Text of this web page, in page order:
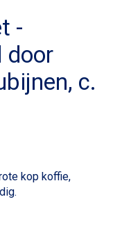
-
door
c.
kop koffie,